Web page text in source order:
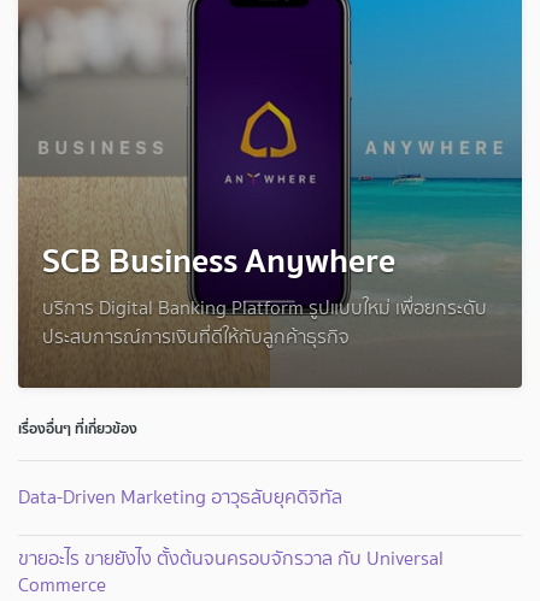
SCB Business Anywhere
บริการ Digital Banking Platform รูปแบบใหม่ เพื่อยกระดับ
ประสบการณ์การเงินที่ดีให้กับลูกค้าธุรกิจ
เรื่องอื่นๆ ที่เกี่ยวข้อง
Data-Driven Marketing อาวุธลับยุคดิจิทัล
ขายอะไร ขายยังไง ตั้งต้นจนครอบจักรวาล กับ Universal
Commerce